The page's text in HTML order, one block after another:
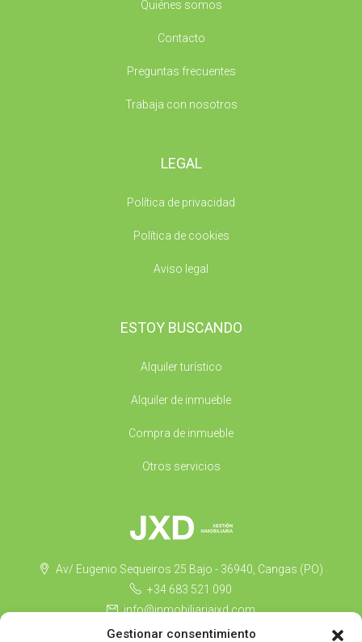
Gestionar consentimiento
Quiénes somos
Contacto
Preguntas frecuentes
Trabaja con nosotros
LEGAL
Política de privacidad
Política de cookies
Aviso legal
ESTOY BUSCANDO
Alquiler turístico
Alquiler de inmueble
Compra de inmueble
Otros servicios
Av/ Eugenio Sequeiros 25 Bajo - 36940, Cangas (PO)
+34 683 521 090
info@inmobiliariajxd.com